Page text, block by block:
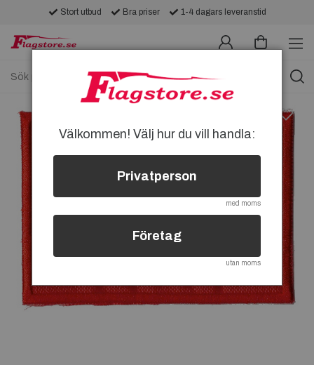
Stort utbud Bra priser 1-4 dagars leveranstid
Välkommen! Välj hur du vill handla:
Privatperson
med moms
Företag
utan moms